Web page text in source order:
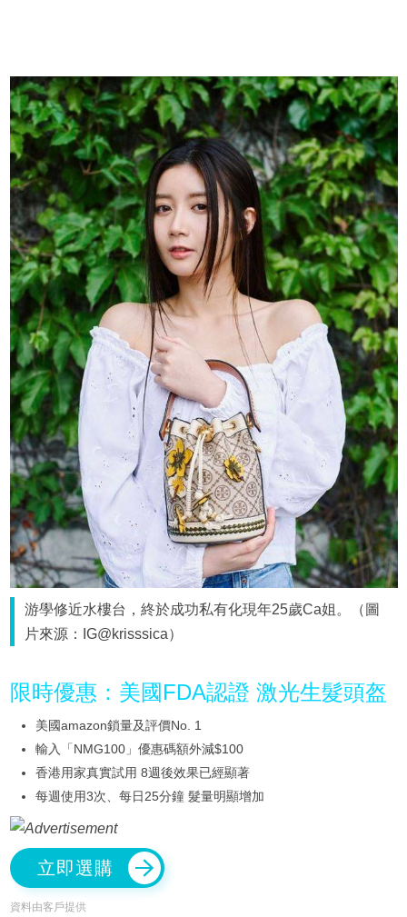
游學修近水樓台，終於成功私有化現年25歲Ca姐。（圖
片來源：IG@krisssica）
限時優惠：美國FDA認證 激光生髮頭盔
美國amazon鎖量及評價No. 1
輸入「NMG100」優惠碼額外減$100
香港用家真實試用 8週後效果已經顯著
每週使用3次、每日25分鐘 髮量明顯增加
立即選購
資料由客戶提供